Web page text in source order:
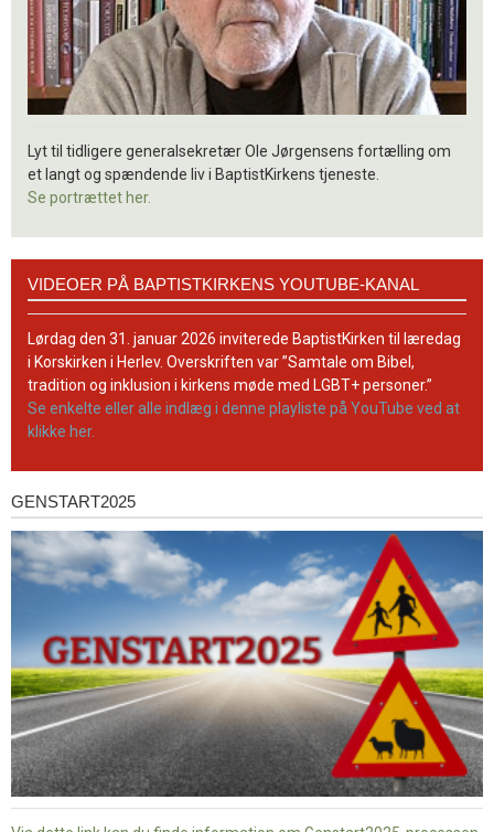
Lyt til tidligere generalsekretær Ole Jørgensens fortælling om
et langt og spændende liv i BaptistKirkens tjeneste.
Se portrættet her.
BaptistKirkens
YouTube-
kanal
VIDEOER PÅ BAPTISTKIRKENS YOUTUBE-KANAL
Lørdag den 31. januar 2026 inviterede BaptistKirken til læredag
i Korskirken i Herlev. Overskriften var ”Samtale om Bibel,
tradition og inklusion i kirkens møde med LGBT+ personer.”
Se enkelte eller alle indlæg i denne playliste på YouTube ved at
klikke her.
Genstart2025
GENSTART2025